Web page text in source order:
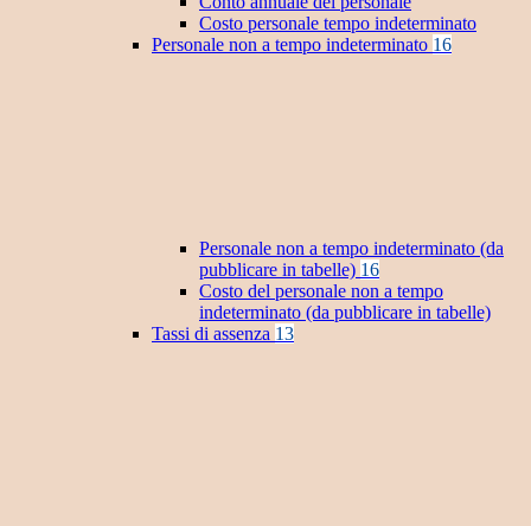
Costo personale tempo indeterminato
Personale non a tempo indeterminato 16
Personale non a tempo indeterminato (da
pubblicare in tabelle) 16
Costo del personale non a tempo
indeterminato (da pubblicare in tabelle)
Tassi di assenza 13